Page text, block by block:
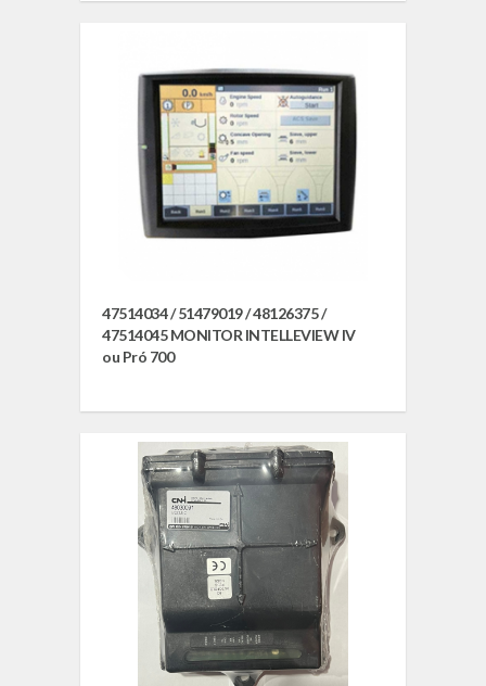
47514034 / 51479019 / 48126375 /
47514045 MONITOR INTELLEVIEW IV
ou Pró 700